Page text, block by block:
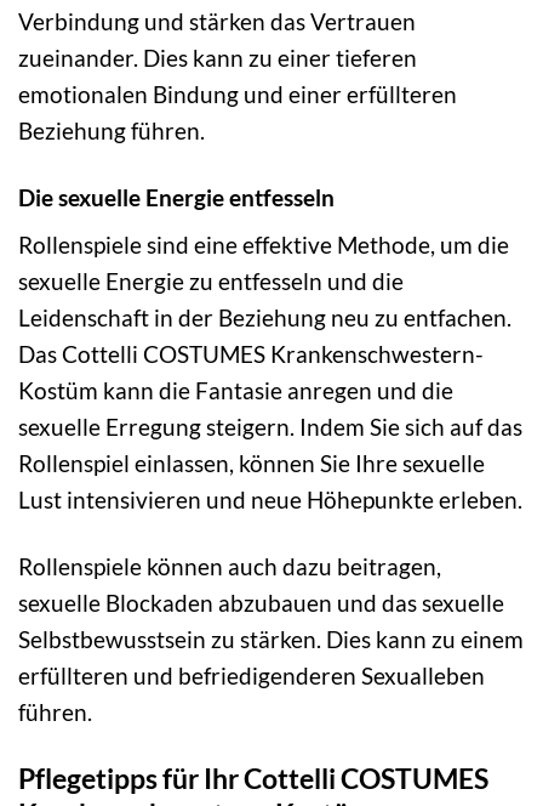
Verbindung und stärken das Vertrauen
zueinander. Dies kann zu einer tieferen
emotionalen Bindung und einer erfüllteren
Beziehung führen.
Die sexuelle Energie entfesseln
Rollenspiele sind eine effektive Methode, um die
sexuelle Energie zu entfesseln und die
Leidenschaft in der Beziehung neu zu entfachen.
Das Cottelli COSTUMES Krankenschwestern-
Kostüm kann die Fantasie anregen und die
sexuelle Erregung steigern. Indem Sie sich auf das
Rollenspiel einlassen, können Sie Ihre sexuelle
Lust intensivieren und neue Höhepunkte erleben.
Rollenspiele können auch dazu beitragen,
sexuelle Blockaden abzubauen und das sexuelle
Selbstbewusstsein zu stärken. Dies kann zu einem
erfüllteren und befriedigenderen Sexualleben
führen.
Pflegetipps für Ihr Cottelli COSTUMES